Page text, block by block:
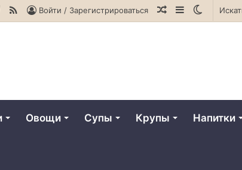
Switch
Sidebar
Случайная
Войти / Зарегистрироваться
RSS
Telegram
Овощи Супы Крупы Напитки